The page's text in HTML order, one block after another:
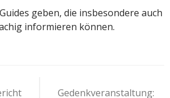
geben, die insbesondere auch
informieren können.
Gedenkveranstaltung: